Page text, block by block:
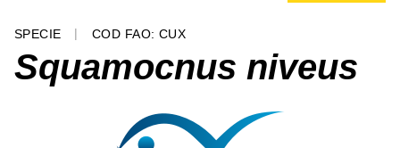
SPECIE COD FAO: CUX
Squamocnus niveus